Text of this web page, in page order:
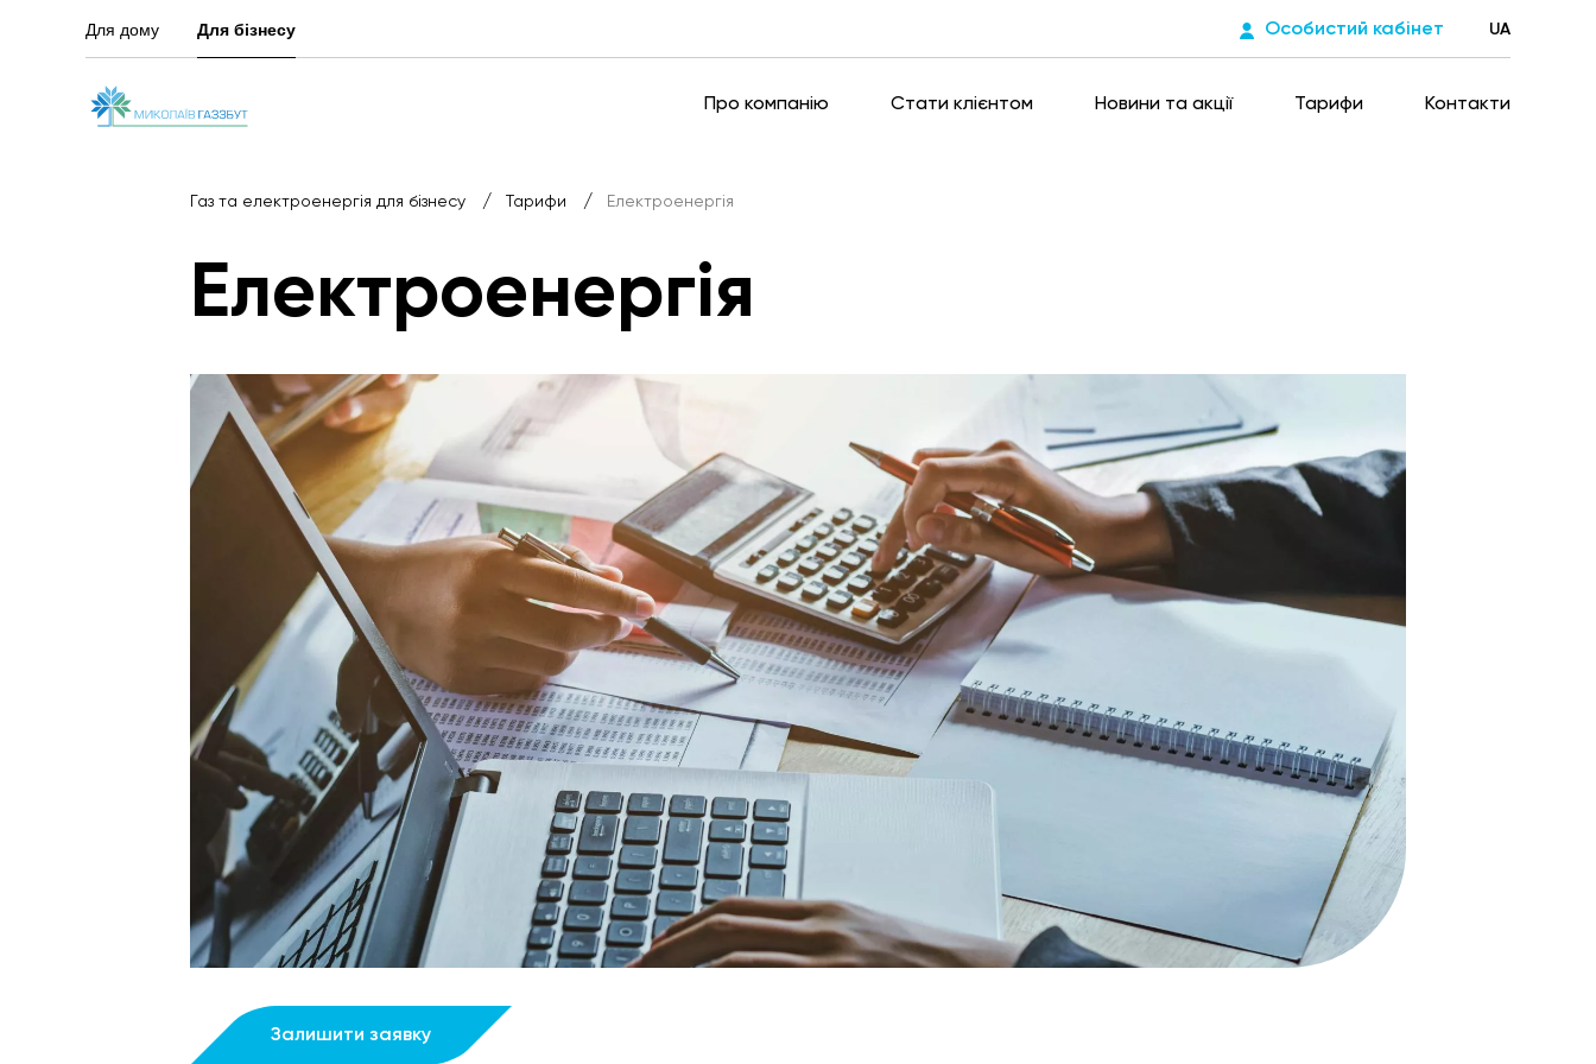
Для дому Для бізнесу Особистий кабінет UA
Про компанію Стати клієнтом Новини та акції Тарифи Контакти
Газ та електроенергія для бізнесу / Тарифи / Електроенергія
Електроенергія
Залишити заявку